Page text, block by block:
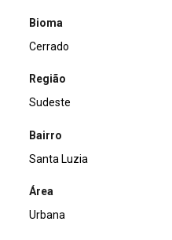
Bioma
Cerrado
Região
Sudeste
Bairro
Santa Luzia
Área
Urbana